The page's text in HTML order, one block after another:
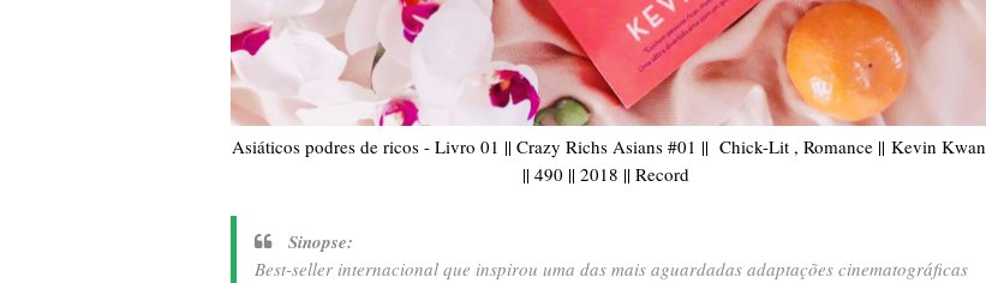
Asiáticos podres de ricos - Livro 01 || Crazy Richs Asians #01 || Chick-Lit , Romance || Kevin Kwan
|| 490 || 2018 || Record
Sinopse:
Best-seller internacional que inspirou uma das mais aguardadas adaptações cinematográficas